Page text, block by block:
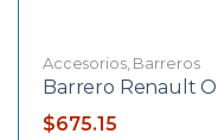
Accesorios, Barreros
Barrero Renault
$675.15